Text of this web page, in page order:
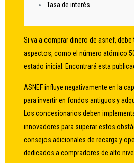
Tasa de interés
Si va a comprar dinero de asnef,
aspectos, como el número atómico
estado inicial. Encontrará esta
ASNEF influye negativamente en la
para invertir en fondos antiguos y
Los concesionarios deben
innovadores para superar estos
consejos adicionales de recarga y
dedicados a compradores de alto nivel.